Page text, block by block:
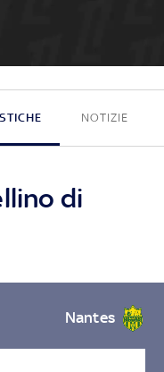
NOTIZIE
di
Nantes